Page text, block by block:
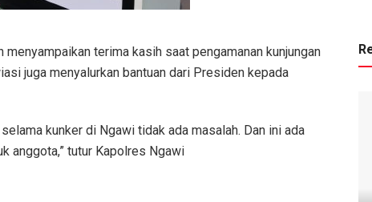
terima kasih saat pengamanan kunjungan
juga menyalurkan bantuan dari Presiden kepada
kunker di Ngawi tidak ada masalah. Dan ini ada
anggota,” tutur Kapolres Ngawi